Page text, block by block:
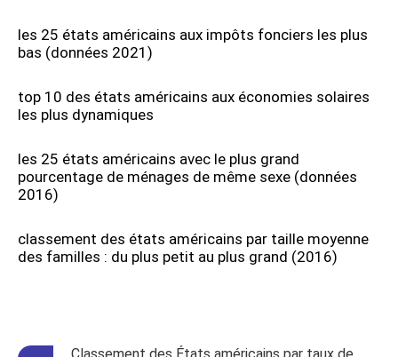
les 25 états américains aux impôts fonciers les plus
bas (données 2021)
top 10 des états américains aux économies solaires
les plus dynamiques
les 25 états américains avec le plus grand
pourcentage de ménages de même sexe (données
2016)
classement des états américains par taille moyenne
des familles : du plus petit au plus grand (2016)